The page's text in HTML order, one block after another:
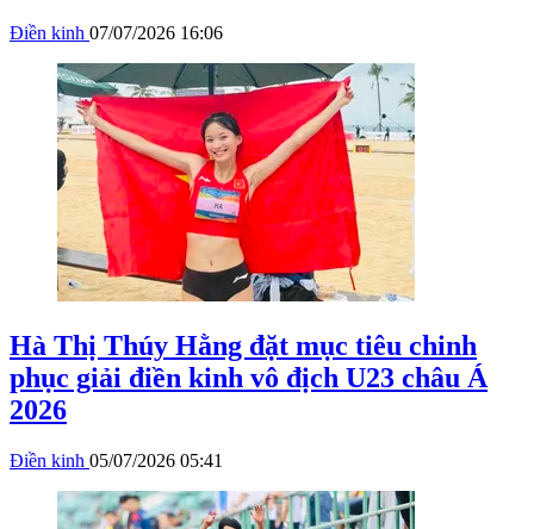
Điền kinh 07/07/2026 16:06
Hà Thị Thúy Hằng đặt mục tiêu chinh
phục giải điền kinh vô địch U23 châu Á
2026
Điền kinh 05/07/2026 05:41